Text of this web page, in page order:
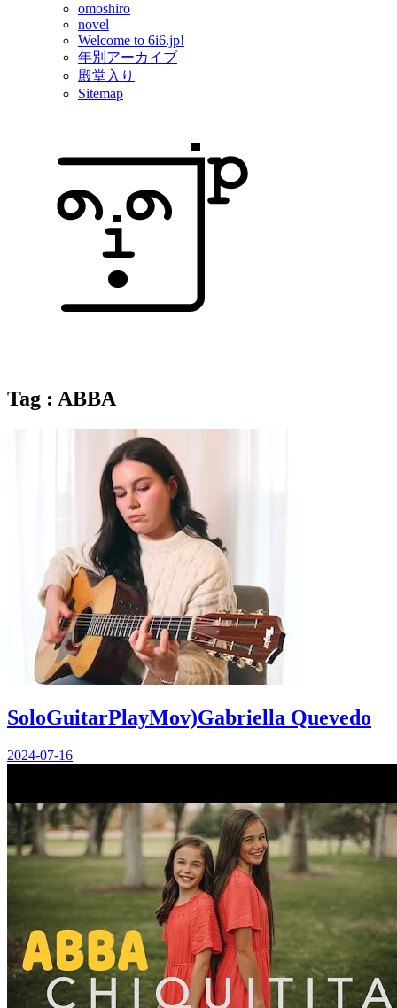
omoshiro
novel
Welcome to 6i6.jp!
年別アーカイブ
殿堂入り
Sitemap
Tag : ABBA
SoloGuitarPlayMov)Gabriella Quevedo
2024-07-16